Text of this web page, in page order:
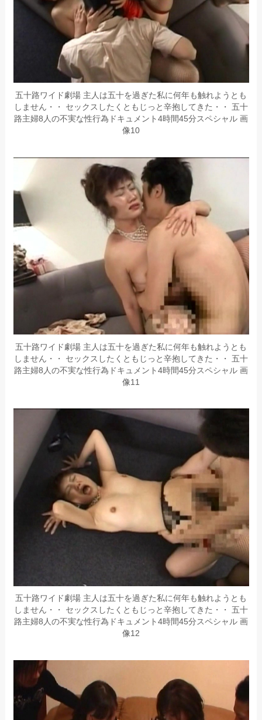
五十路ワイド劇場 主人は五十を過ぎた私に何年も触れようとも
しません・・ セックスしたくともじっと辛抱してきた・・ 五十
路主婦8人の不実な性行為ドキュメント4時間45分スペシャル 画
像10
五十路ワイド劇場 主人は五十を過ぎた私に何年も触れようとも
しません・・ セックスしたくともじっと辛抱してきた・・ 五十
路主婦8人の不実な性行為ドキュメント4時間45分スペシャル 画
像11
五十路ワイド劇場 主人は五十を過ぎた私に何年も触れようとも
しません・・ セックスしたくともじっと辛抱してきた・・ 五十
路主婦8人の不実な性行為ドキュメント4時間45分スペシャル 画
像12